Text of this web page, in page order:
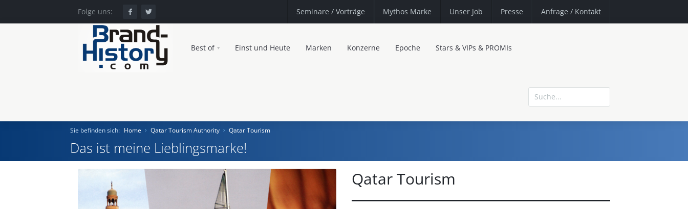
Folge uns: Seminare / Vorträge Mythos Marke Unser Job Presse Anfrage / Kontakt
Best of Einst und Heute Marken Konzerne Epoche Stars & VIPs & PROMIs
Home
Einst und Heute
Sie befinden sich: Home Qatar Tourism Authority Qatar Tourism
Das ist meine Lieblingsmarke!
Qatar Tourism